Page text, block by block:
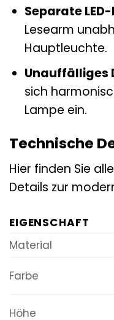
Separate
Lesearm
Hauptleuchte.
Unauffälliges
sich
Lampe ein.
Technische
Hier finden Sie
Details zur
EIGENSCHAFT
Material
Farbe
Höhe